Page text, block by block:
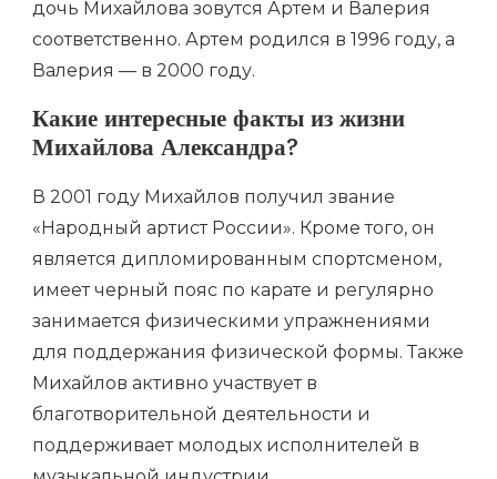
дочь Михайлова зовутся Артем и Валерия
соответственно. Артем родился в 1996 году, а
Валерия — в 2000 году.
Какие интересные факты из жизни
Михайлова Александра?
В 2001 году Михайлов получил звание
«Народный артист России». Кроме того, он
является дипломированным спортсменом,
имеет черный пояс по карате и регулярно
занимается физическими упражнениями
для поддержания физической формы. Также
Михайлов активно участвует в
благотворительной деятельности и
поддерживает молодых исполнителей в